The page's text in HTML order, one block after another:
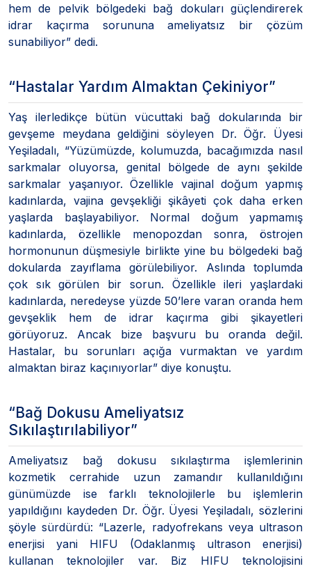
hem de pelvik bölgedeki bağ dokuları güçlendirerek
idrar kaçırma sorununa ameliyatsız bir çözüm
sunabiliyor” dedi.
“Hastalar Yardım Almaktan Çekiniyor”
Yaş ilerledikçe bütün vücuttaki bağ dokularında bir
gevşeme meydana geldiğini söyleyen Dr. Öğr. Üyesi
Yeşiladalı, “Yüzümüzde, kolumuzda, bacağımızda nasıl
sarkmalar oluyorsa, genital bölgede de aynı şekilde
sarkmalar yaşanıyor. Özellikle vajinal doğum yapmış
kadınlarda, vajina gevşekliği şikâyeti çok daha erken
yaşlarda başlayabiliyor. Normal doğum yapmamış
kadınlarda, özellikle menopozdan sonra, östrojen
hormonunun düşmesiyle birlikte yine bu bölgedeki bağ
dokularda zayıflama görülebiliyor. Aslında toplumda
çok sık görülen bir sorun. Özellikle ileri yaşlardaki
kadınlarda, neredeyse yüzde 50’lere varan oranda hem
gevşeklik hem de idrar kaçırma gibi şikayetleri
görüyoruz. Ancak bize başvuru bu oranda değil.
Hastalar, bu sorunları açığa vurmaktan ve yardım
almaktan biraz kaçınıyorlar” diye konuştu.
“Bağ Dokusu Ameliyatsız
Sıkılaştırılabiliyor”
Ameliyatsız bağ dokusu sıkılaştırma işlemlerinin
kozmetik cerrahide uzun zamandır kullanıldığını
günümüzde ise farklı teknolojilerle bu işlemlerin
yapıldığını kaydeden Dr. Öğr. Üyesi Yeşiladalı, sözlerini
şöyle sürdürdü: “Lazerle, radyofrekans veya ultrason
enerjisi yani HIFU (Odaklanmış ultrason enerjisi)
kullanan teknolojiler var. Biz HIFU teknolojisini